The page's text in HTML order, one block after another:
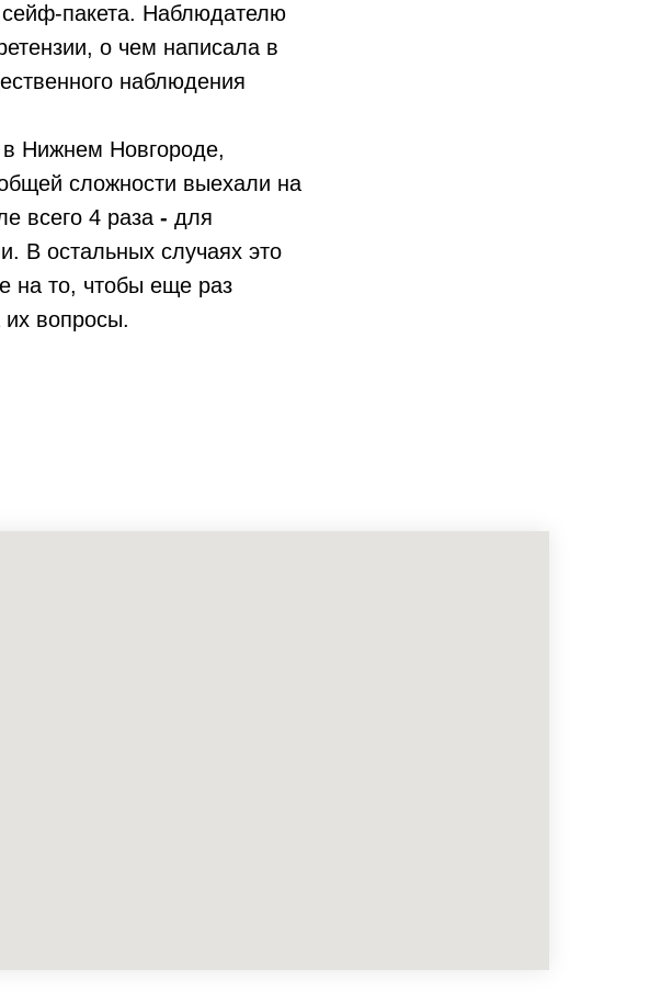
пакета. Наблюдателю
о чем написала в
наблюдения
Нижнем Новгороде,
сложности выехали на
всего 4 раза - для
В остальных случаях это
на то, чтобы еще раз
их вопросы.